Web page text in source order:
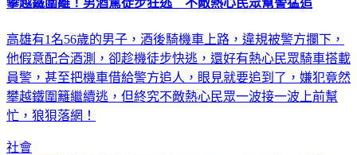
攀越鐵圍離！男酒駕徒步狂逃 不敵熱心民眾幫警猛追
高雄有1名56歲的男子，酒後騎機車上路，違規被警方攔下，
他假意配合酒測，卻趁機徒步快逃，還好有熱心民眾騎車搭載
員警，甚至把機車借給警方追人，眼見就要追到了，嫌犯竟然
攀越鐵圍籬繼續逃，但終究不敵熱心民眾一波接一波上前幫
忙，狼狽落網！
社會